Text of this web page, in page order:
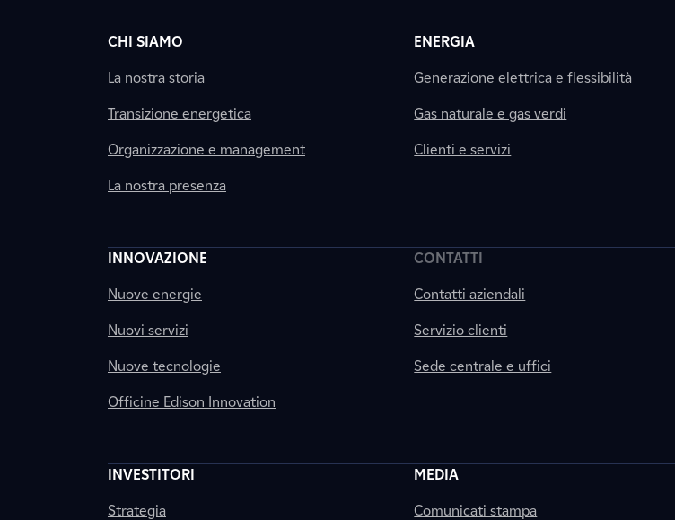
CHI SIAMO
La nostra storia
Transizione energetica
Organizzazione e management
La nostra presenza
ENERGIA
Generazione elettrica e flessibilità
Gas naturale e gas verdi
Clienti e servizi
INNOVAZIONE
Nuove energie
Nuovi servizi
Nuove tecnologie
Officine Edison Innovation
CONTATTI
Contatti aziendali
Servizio clienti
Sede centrale e uffici
INVESTITORI
Strategia
MEDIA
Comunicati stampa